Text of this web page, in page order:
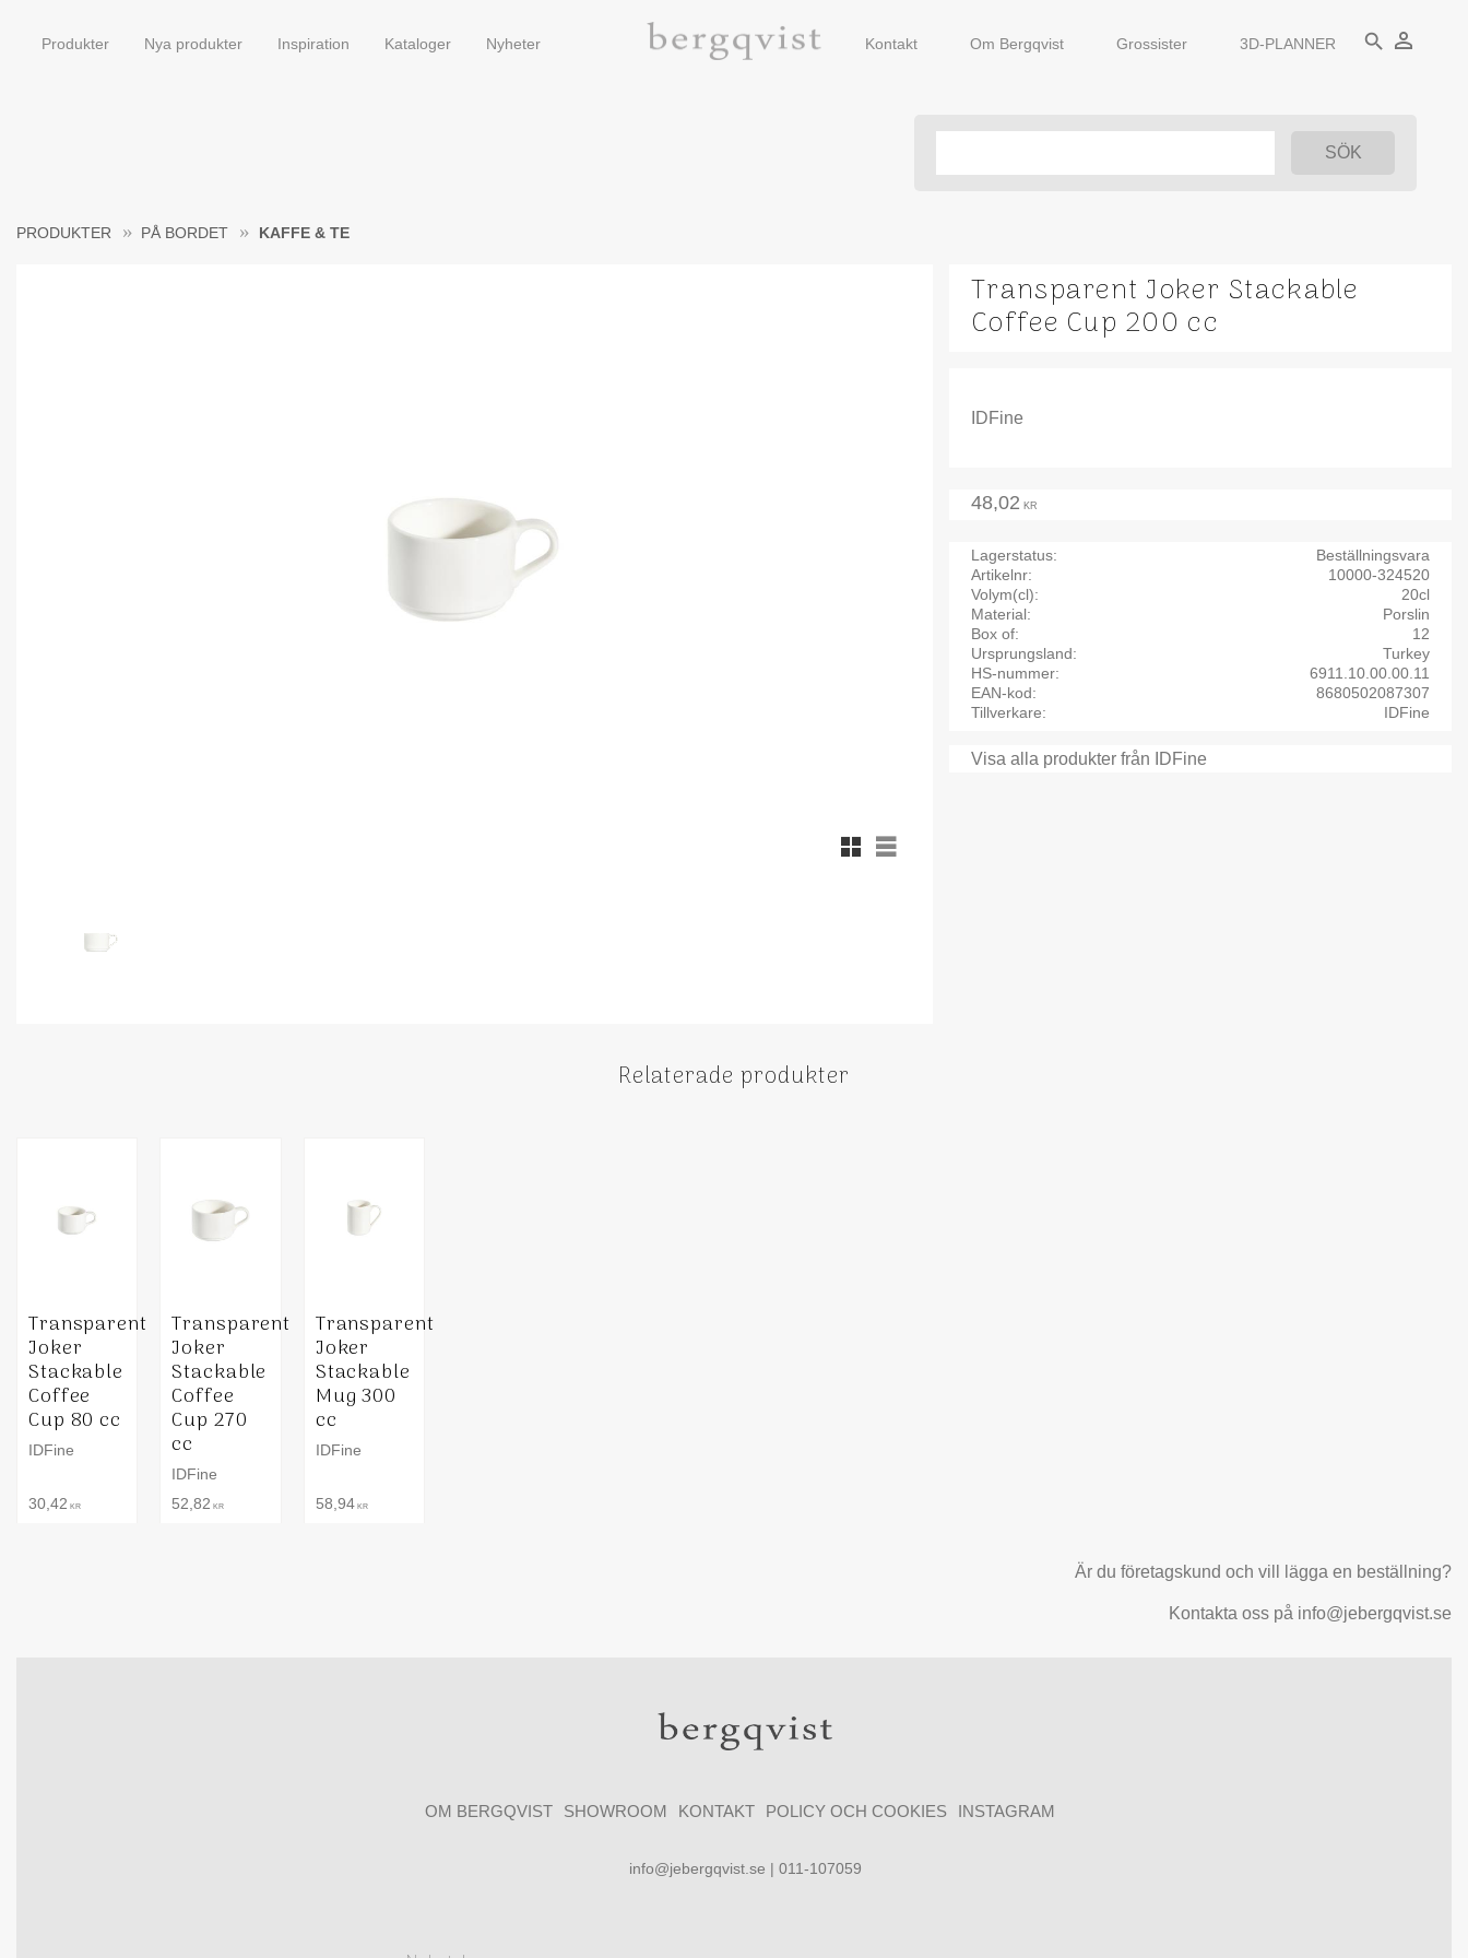
Produkter Nya produkter Inspiration Kataloger Nyheter Kontakt Om Bergqvist Grossister 3D-PLANNER search person_outline
PRODUKTER PÅ BORDET KAFFE & TE
Transparent Joker Stackable
Coffee Cup 200 cc
IDFine
Rutnätsvy
Listvy
48,02 KR
Lagerstatus
Beställningsvara
Artikelnr
10000-324520
Volym(cl)
20cl
Material
Porslin
Box of
12
Ursprungsland
Turkey
HS-nummer
6911.10.00.00.11
EAN-kod
8680502087307
Tillverkare
IDFine
Visa alla produkter från IDFine
Relaterade produkter
Transparent
Joker
Stackable
Coffee
Cup 80 cc
IDFine
30,42 KR
Transparent
Joker
Stackable
Coffee
Cup 270
cc
IDFine
52,82 KR
Transparent
Joker
Stackable
Mug 300
cc
IDFine
58,94KR
Är du företagskund och vill lägga en beställning?
Kontakta oss på info@jebergqvist.se
OM BERGQVIST SHOWROOM KONTAKT POLICY OCH COOKIES INSTAGRAM
info@jebergqvist.se | 011-107059